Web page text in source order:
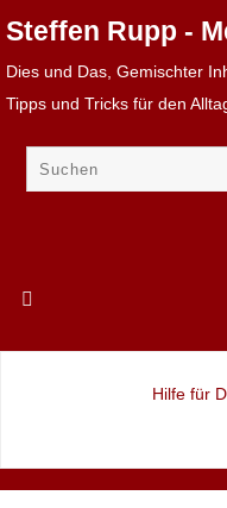
Steffen Rupp -
Dies und Das, Gemischter
Tipps und Tricks für den
Hilfe für